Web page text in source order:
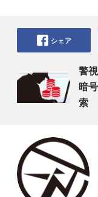
警
暗
索
シェア